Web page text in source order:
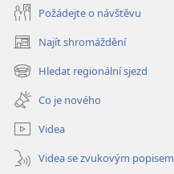
Požádejte o návštěvu
Najít shromáždění
(otevřeno
nové
okno)
Hledat regionální sjezd
(otevřeno
nové
okno)
Co je nového
Videa
Videa se zvukovým popisem